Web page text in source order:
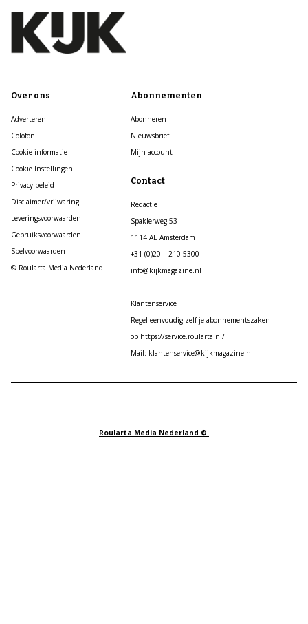
Over ons
Adverteren
Colofon
Cookie informatie
Cookie Instellingen
Privacy beleid
Disclaimer/vrijwaring
Leveringsvoorwaarden
Gebruiksvoorwaarden
Spelvoorwaarden
© Roularta Media Nederland
Abonnementen
Abonneren
Nieuwsbrief
Mijn account
Contact
Redactie
Spaklerweg 53
1114 AE Amsterdam
+31 (0)20 – 210 5300
info@kijkmagazine.nl
Klantenservice
Regel eenvoudig zelf je abonnementszaken
op https://service.roularta.nl/
Mail: klantenservice@kijkmagazine.nl
Roularta Media Nederland ©